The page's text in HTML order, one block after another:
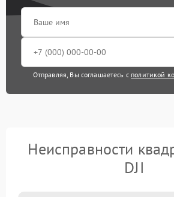
Отправляя, Вы соглашаетесь с политикой
Неисправности
DJI